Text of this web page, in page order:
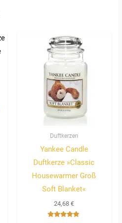
Duftkerzen
Yankee Candle
Duftkerze »Classic
Housewarmer Groß
Soft Blanket«
24,68€